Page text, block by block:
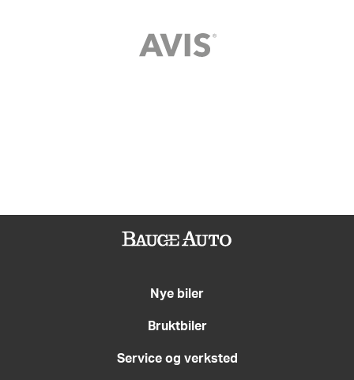
Nye biler
Bruktbiler
Service og verksted